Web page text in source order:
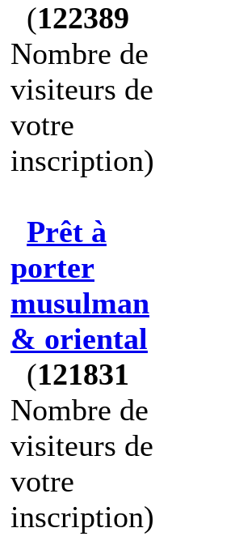
(122389
Nombre de
visiteurs de
votre
inscription)
Prêt à
porter
musulman
& oriental
(121831
Nombre de
visiteurs de
votre
inscription)